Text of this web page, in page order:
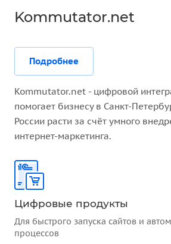
Kommutator.net
Подробнее
Kommutator.net - цифровой
помогает бизнесу в Санкт-
России расти за счёт умного
интернет-маркетинга.
Цифровые продукты
Для быстрого запуска сайтов и
процессов